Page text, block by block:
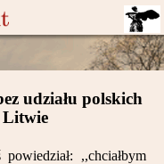
udziału polskich
Litwie
,,chciałbym